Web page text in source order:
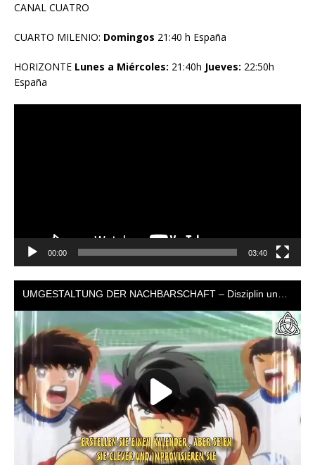
CANAL CUATRO
CUARTO MILENIO: Domingos 21:40 h España
HORIZONTE Lunes a Miércoles: 21:40h Jueves: 22:50h
España
00:00 03:40